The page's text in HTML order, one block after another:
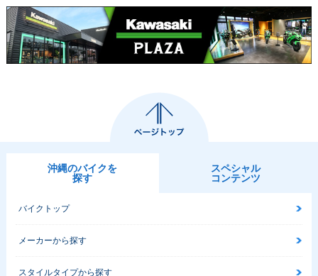
沖縄のバイクを
探す
スペシャル
コンテンツ
バイクトップ
メーカーから探す
スタイルタイプから探す